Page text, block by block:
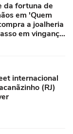
da fortuna de
em 'Quem
a joalheria
em vingança
internacional
(RJ)